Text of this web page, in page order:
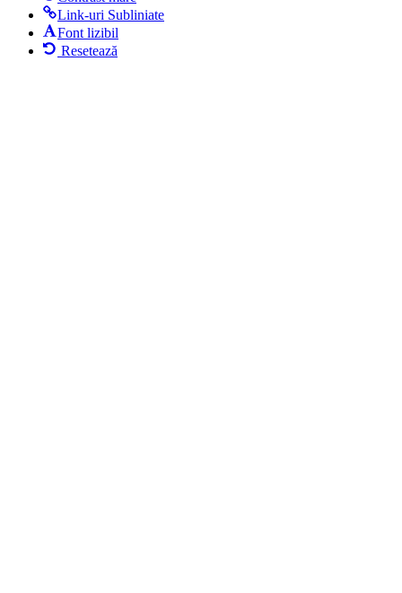
Link-uri Subliniate
Font lizibil
Resetează